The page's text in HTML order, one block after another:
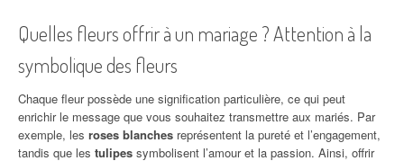
Quelles fleurs offrir à un mariage ? Attention à la
symbolique des fleurs
Chaque fleur possède une signification particulière, ce qui peut
enrichir le message que vous souhaitez transmettre aux mariés. Par
exemple, les roses blanches représentent la pureté et l’engagement,
tandis que les tulipes symbolisent l’amour et la passion. Ainsi, offrir